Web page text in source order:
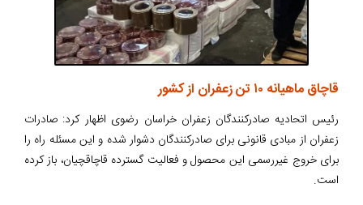
قاچاق ماهیانه ۱۰ تن زعفران از کشور
رئیس اتحادیه صادرکنندگان زعفران خراسان رضوی اظهار کرد: صادرات
زعفران از مبادی قانونی برای صادرکنندگان دشوار شده و این مسئله راه را
برای خروج غیررسمی این محصول و فعالیت گسترده قاچاقچیان، باز کرده
است.